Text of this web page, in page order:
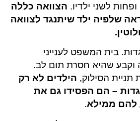
לשני ילדיו. הצוואה כללה
שלפיה ילד שיתנגד לצוואה
בית המשפט לענייני
שהיא חסרת תום לב.
תניית הסילוק, הילדים לא רק
– הם הפסידו גם את
להם ממילא.